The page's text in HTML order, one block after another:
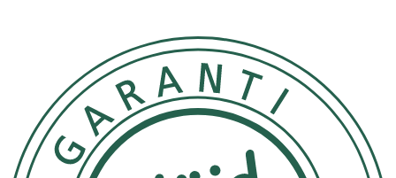
täcka med kläder eller skyddas på annat sätt kan ACO
Kids solskydd användas från
3 månaders ålder.
Förvaring
Förvaras i normal rumstemperatur och utom räckhåll för
barn.